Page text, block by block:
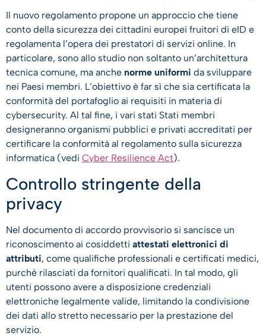
Il nuovo regolamento propone un approccio che tiene
conto della sicurezza dei cittadini europei fruitori di eID e
regolamenta l’opera dei prestatori di servizi online. In
particolare, sono allo studio non soltanto un’architettura
tecnica comune, ma anche norme uniformi da sviluppare
nei Paesi membri. L’obiettivo è far sì che sia certificata la
conformità del portafoglio ai requisiti in materia di
cybersecurity. Al tal fine, i vari stati Stati membri
designeranno organismi pubblici e privati accreditati per
certificare la conformità al regolamento sulla sicurezza
informatica (vedi Cyber Resilience Act).
Controllo stringente della
privacy
Nel documento di accordo provvisorio si sancisce un
riconoscimento ai cosiddetti attestati elettronici di
attributi, come qualifiche professionali e certificati medici,
purché rilasciati da fornitori qualificati. In tal modo, gli
utenti possono avere a disposizione credenziali
elettroniche legalmente valide, limitando la condivisione
dei dati allo stretto necessario per la prestazione del
servizio.